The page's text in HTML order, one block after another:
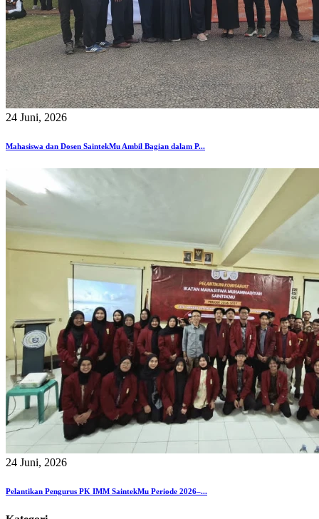
24 Juni, 2026
Mahasiswa dan Dosen SaintekMu Ambil Bagian dalam P...
24 Juni, 2026
Pelantikan Pengurus PK IMM SaintekMu Periode 2026–...